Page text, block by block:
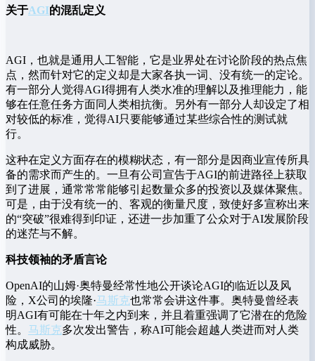
关于AGI的混乱定义
AGI，也就是通用人工智能，它是业界处在讨论阶段的热点焦
点，然而针对它的定义却是大家各执一词、没有统一的定论。
有一部分人觉得AGI得拥有人类水准的理解以及推理能力，能
够在任意任务方面同人类相抗衡。另外有一部分人却设定了相
对较低的标准，觉得AI只要能够通过某些综合性的测试就
行。
这种在定义方面存在的模糊状态，有一部分是因商业宣传所具
备的需求而产生的。一旦有公司宣告于AGI的前进路径上获取
到了进展，通常常常能够引起数量众多的投资以及媒体聚焦。
可是，由于没有统一的、客观的衡量尺度，致使好多宣称出来
的“突破”很难得到印证，还进一步加重了公众对于AI发展阶段
的迷茫与不解。
科技领袖的矛盾言论
OpenAI的山姆·奥特曼经常性地公开谈论AGI的临近以及风
险，X公司的埃隆·马斯克也常常会讲这件事。奥特曼曾经表
明AGI有可能在十年之内到来，并且着重强调了它潜在的危险
性。 马斯克多次发出警告，称AI可能会超越人类进而对人类
构成威胁。